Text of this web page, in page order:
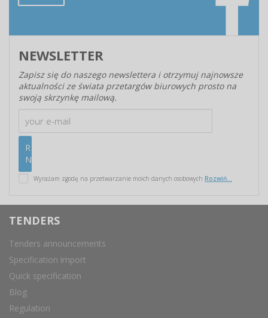
NEWSLETTER
Zapisz się do naszego newslettera i otrzymuj najnowsze
aktualności ze świata przetargów biurowych prosto na
swoją skrzynkę mailową.
Wyrażam zgodę na przetwarzanie moich danych osobowych Rozwiń...
TENDERS
Tenders announcements
Specification import
Quick specification
Blog
Regulation